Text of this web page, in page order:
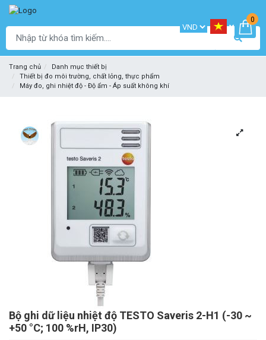
0
Trang chủ
Danh mục thiết bị
Thiết bị đo môi trường, chất lỏng, thực phẩm
Máy đo, ghi nhiệt độ - Độ ẩm - Áp suất không khí
Bộ ghi dữ liệu nhiệt độ TESTO Saveris 2-H1 (-30 ~
+50 °C; 100 %rH, IP30)